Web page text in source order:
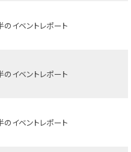
のイベントレポート
のイベントレポート
のイベントレポート